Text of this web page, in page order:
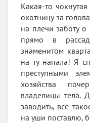
Какая-то
охотницу за
на плечи заботу о
прямо в
знаменитом
на ту напала! Я
преступными
хозяйства
владелицы тела.
заводить, всё
на уши поставлю,